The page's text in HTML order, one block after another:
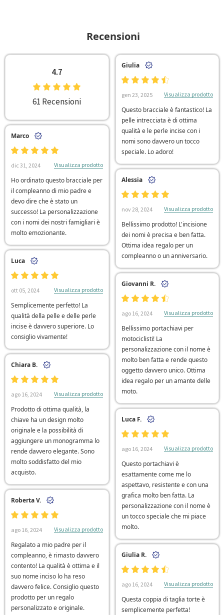
Recensioni
4.7
61 Recensioni
Giulia
gen 23, 2025 Visualizza prodotto
Questo bracciale è fantastico! La
pelle intrecciata è di ottima
qualità e le perle incise con i
nomi sono davvero un tocco
speciale. Lo adoro!
Marco
dic 31, 2024 Visualizza prodotto
Ho ordinato questo bracciale per
il compleanno di mio padre e
devo dire che è stato un
successo! La personalizzazione
con i nomi dei nostri famigliari è
molto emozionante.
Alessia
nov 28, 2024 Visualizza prodotto
Bellissimo prodotto! L'incisione
dei nomi è precisa e ben fatta.
Ottima idea regalo per un
compleanno o un anniversario.
Luca
ott 05, 2024 Visualizza prodotto
Semplicemente perfetto! La
qualità della pelle e delle perle
incise è davvero superiore. Lo
consiglio vivamente!
Giovanni R.
ago 16, 2024 Visualizza prodotto
Bellissimo portachiavi per
motociclisti! La
personalizzazione con il nome è
molto ben fatta e rende questo
oggetto davvero unico. Ottima
idea regalo per un amante delle
moto.
Chiara B.
ago 16, 2024 Visualizza prodotto
Prodotto di ottima qualità, la
chiave ha un design molto
originale e la possibilità di
aggiungere un monogramma lo
rende davvero elegante. Sono
molto soddisfatto del mio
acquisto.
Luca F.
ago 16, 2024 Visualizza prodotto
Questo portachiavi è
esattamente come me lo
aspettavo, resistente e con una
grafica molto ben fatta. La
personalizzazione con il nome è
un tocco speciale che mi piace
molto.
Roberta V.
ago 16, 2024 Visualizza prodotto
Regalato a mio padre per il
compleanno, è rimasto davvero
contento! La qualità è ottima e il
suo nome inciso lo ha reso
davvero felice. Consiglio questo
prodotto per un regalo
personalizzato e originale.
Giulia R.
ago 16, 2024 Visualizza prodotto
Questa coppia di taglia torte è
semplicemente perfetta!